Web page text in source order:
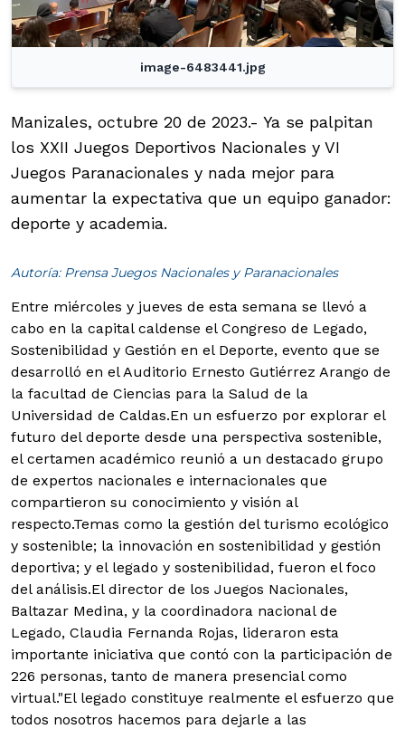
image-6483441.jpg
Manizales, octubre 20 de 2023.- Ya se palpitan
los XXII Juegos Deportivos Nacionales y VI
Juegos Paranacionales y nada mejor para
aumentar la expectativa que un equipo ganador:
deporte y academia.
Autoría: Prensa Juegos Nacionales y Paranacionales
Entre miércoles y jueves de esta semana se llevó a
cabo en la capital caldense el Congreso de Legado,
Sostenibilidad y Gestión en el Deporte, evento que se
desarrolló en el Auditorio Ernesto Gutiérrez Arango de
la facultad de Ciencias para la Salud de la
Universidad de Caldas.En un esfuerzo por explorar el
futuro del deporte desde una perspectiva sostenible,
el certamen académico reunió a un destacado grupo
de expertos nacionales e internacionales que
compartieron su conocimiento y visión al
respecto.Temas como la gestión del turismo ecológico
y sostenible; la innovación en sostenibilidad y gestión
deportiva; y el legado y sostenibilidad, fueron el foco
del análisis.El director de los Juegos Nacionales,
Baltazar Medina, y la coordinadora nacional de
Legado, Claudia Fernanda Rojas, lideraron esta
importante iniciativa que contó con la participación de
226 personas, tanto de manera presencial como
virtual."El legado constituye realmente el esfuerzo que
todos nosotros hacemos para dejarle a las